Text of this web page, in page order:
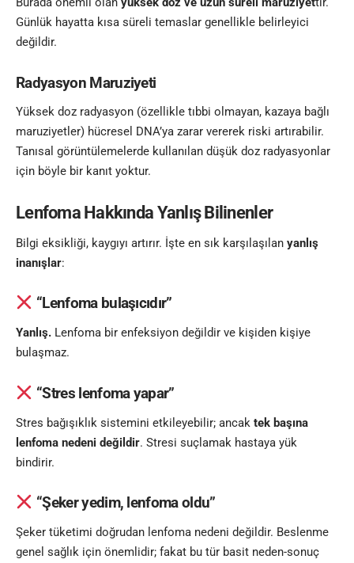
Günlük hayatta kısa süreli temaslar genellikle belirleyici
değildir.
Radyasyon Maruziyeti
Yüksek doz radyasyon (özellikle tıbbi olmayan, kazaya bağlı
maruziyetler) hücresel DNA’ya zarar vererek riski artırabilir.
Tanısal görüntülemelerde kullanılan düşük doz radyasyonlar
için böyle bir kanıt yoktur.
Lenfoma Hakkında Yanlış Bilinenler
Bilgi eksikliği, kaygıyı artırır. İşte en sık karşılaşılan yanlış
inanışlar:
“Lenfoma bulaşıcıdır”
Yanlış. Lenfoma bir enfeksiyon değildir ve kişiden kişiye
bulaşmaz.
“Stres lenfoma yapar”
Stres bağışıklık sistemini etkileyebilir; ancak tek başına
lenfoma nedeni değildir. Stresi suçlamak hastaya yük
bindirir.
“Şeker yedim, lenfoma oldu”
Şeker tüketimi doğrudan lenfoma nedeni değildir. Beslenme
genel sağlık için önemlidir; fakat bu tür basit neden-sonuç